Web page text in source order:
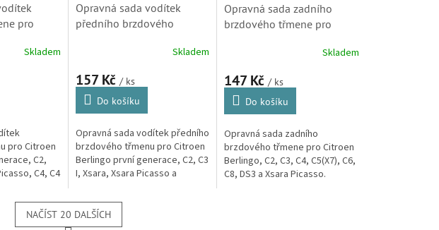
pro
C-Elysee
Skladem
pro Citroen
C2,
C4, C4
a C3
Opravná sada vodítek
předního brzdového
I, Xsara, Xsara Break a
443920)
Skladem
157 Kč / ks
Do košíku
Opravná sada vodítek předního
brzdového třmenu pro Citroen
Berlingo první generace, C2, C3
I, Xsara, Xsara Picasso a
Opravná sada zadního
brzdového třmene pro
C5(X7), C6, C8, DS3 a Xsara
Skladem
147 Kč/ ks
Do košíku
Opravná sada zadního
brzdového třmene pro Citroen
Berlingo, C2, C3, C4, C5(X7), C6,
C8, DS3 a Xsara Picasso.
NAČÍST 20 DALŠÍCH